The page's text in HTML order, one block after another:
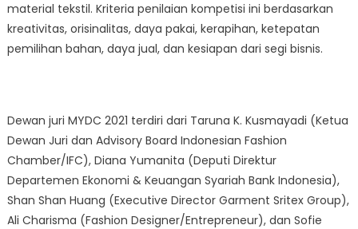
material tekstil. Kriteria penilaian kompetisi ini berdasarkan
kreativitas, orisinalitas, daya pakai, kerapihan, ketepatan
pemilihan bahan, daya jual, dan kesiapan dari segi bisnis.
Dewan juri MYDC 2021 terdiri dari Taruna K. Kusmayadi (Ketua
Dewan Juri dan Advisory Board Indonesian Fashion
Chamber/IFC), Diana Yumanita (Deputi Direktur
Departemen Ekonomi & Keuangan Syariah Bank Indonesia),
Shan Shan Huang (Executive Director Garment Sritex Group),
Ali Charisma (Fashion Designer/Entrepreneur), dan Sofie